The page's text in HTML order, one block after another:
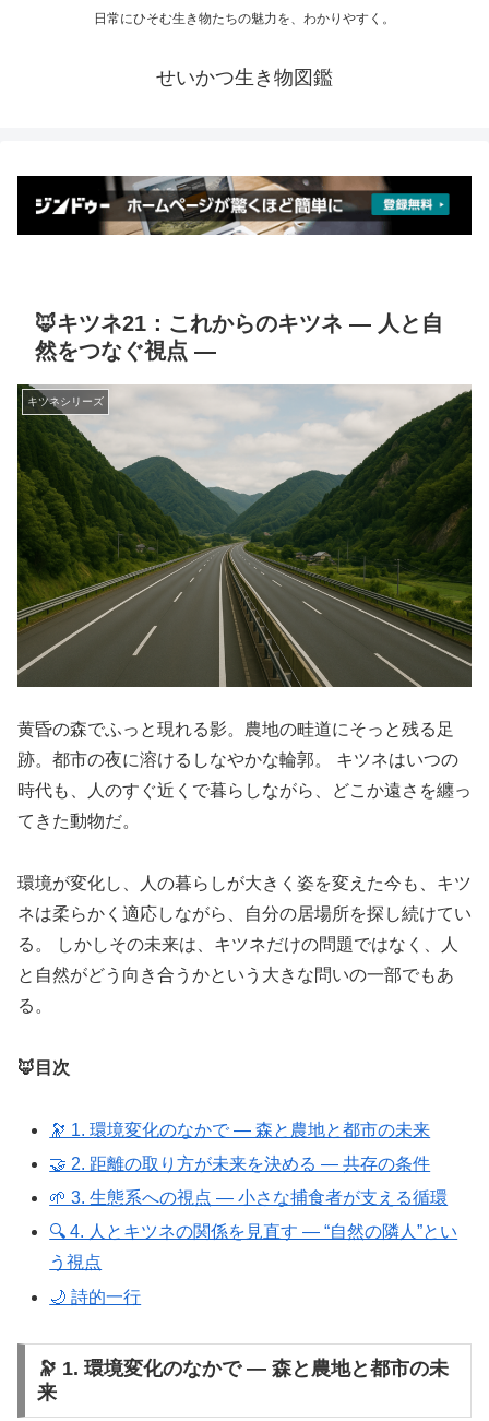
日常にひそむ生き物たちの魅力を、わかりやすく。
せいかつ生き物図鑑
🦊キツネ21：これからのキツネ ― 人と自
然をつなぐ視点 ―
キツネシリーズ
黄昏の森でふっと現れる影。農地の畦道にそっと残る足
跡。都市の夜に溶けるしなやかな輪郭。 キツネはいつの
時代も、人のすぐ近くで暮らしながら、どこか遠さを纏っ
てきた動物だ。
環境が変化し、人の暮らしが大きく姿を変えた今も、キツ
ネは柔らかく適応しながら、自分の居場所を探し続けてい
る。 しかしその未来は、キツネだけの問題ではなく、人
と自然がどう向き合うかという大きな問いの一部でもあ
る。
🦊目次
🔭 1. 環境変化のなかで ― 森と農地と都市の未来
🤝 2. 距離の取り方が未来を決める ― 共存の条件
🌱 3. 生態系への視点 ― 小さな捕食者が支える循環
🔍 4. 人とキツネの関係を見直す ― “自然の隣人”とい
う視点
🌙 詩的一行
🔭 1. 環境変化のなかで ― 森と農地と都市の未
来